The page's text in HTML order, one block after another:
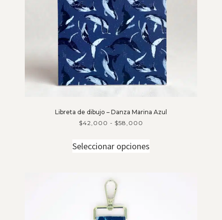
Libreta de dibujo – Danza Marina Azul
$42,000 - $58,000
Seleccionar opciones